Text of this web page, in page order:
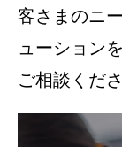
客さまのニ
ューション
ご相談くださ